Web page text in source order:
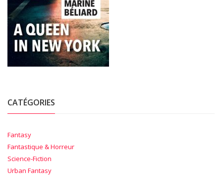
CATÉGORIES
Fantasy
Fantastique & Horreur
Science-Fiction
Urban Fantasy